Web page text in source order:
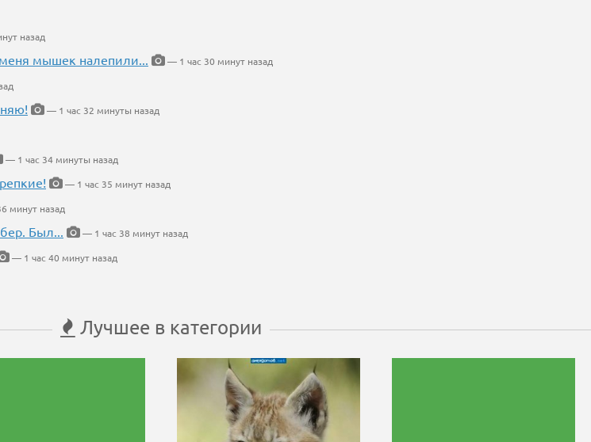
назад
мышек налепили...
— 1 час 30 минут назад
— 1 час 32 минуты назад
— 1 час 34 минуты назад
— 1 час 35 минут назад
минут назад
Был...
— 1 час 38 минут назад
— 1 час 40 минут назад
Лучшее в категории